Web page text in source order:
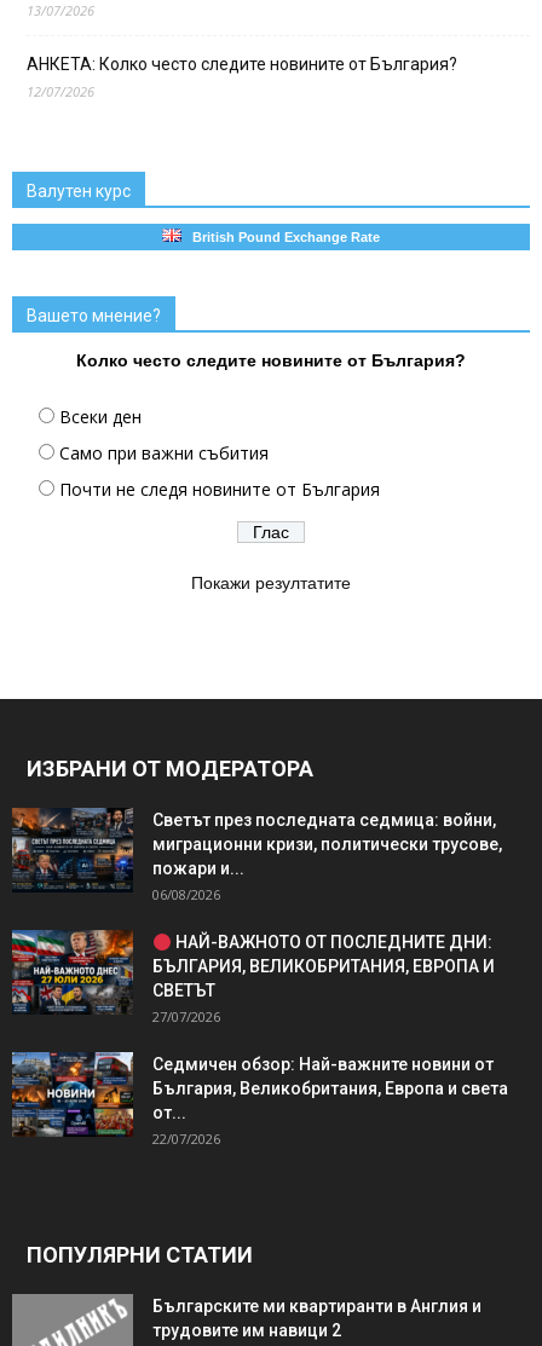
13/07/2026
АНКЕТА: Колко често следите новините от България?
12/07/2026
Валутен курс
British Pound Exchange Rate
Вашето мнение?
Колко често следите новините от България?
Всеки ден
Само при важни събития
Почти не следя новините от България
Покажи резултатите
ИЗБРАНИ ОТ МОДЕРАТОРА
Светът през последната седмица: войни,
миграционни кризи, политически трусове,
пожари и...
06/08/2026
НАЙ-ВАЖНОТО ОТ ПОСЛЕДНИТЕ ДНИ:
БЪЛГАРИЯ, ВЕЛИКОБРИТАНИЯ, ЕВРОПА И
СВЕТЪТ
27/07/2026
Седмичен обзор: Най-важните новини от
България, Великобритания, Европа и света
от...
22/07/2026
ПОПУЛЯРНИ СТАТИИ
Българските ми квартиранти в Англия и
трудовите им навици 2